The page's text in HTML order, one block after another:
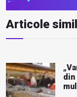
Articole
din